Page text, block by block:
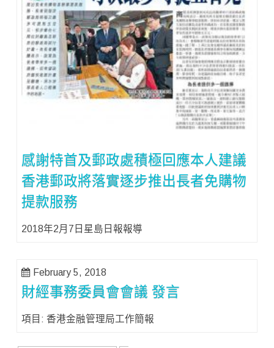
感謝特首及郵政處積極回應本人建議
香港郵政將落實逐步推出長者免購物
提款服務
2018年2月7日星島日報報導
February 5, 2018
財經事務委員會會議 發言
項目: 香港金融管理局工作簡報